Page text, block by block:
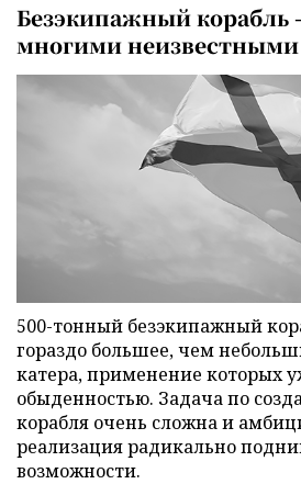
Безэкипажный корабль
многими неизвестными
500-тонный безэкипажный
гораздо большее, чем
катера, применение которых
обыденностью. Задача по
корабля очень сложна и
реализация радикально
возможности.